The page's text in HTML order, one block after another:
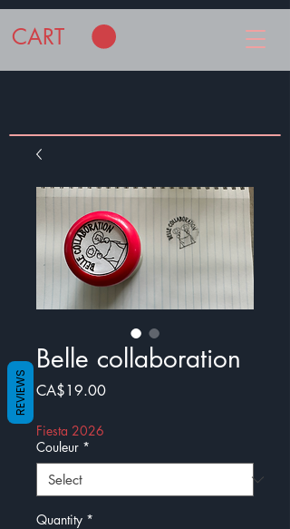
CART
Belle collaboration
CA$19.00Price
Fiesta 2026
Couleur *
Quantity *
REVIEWS